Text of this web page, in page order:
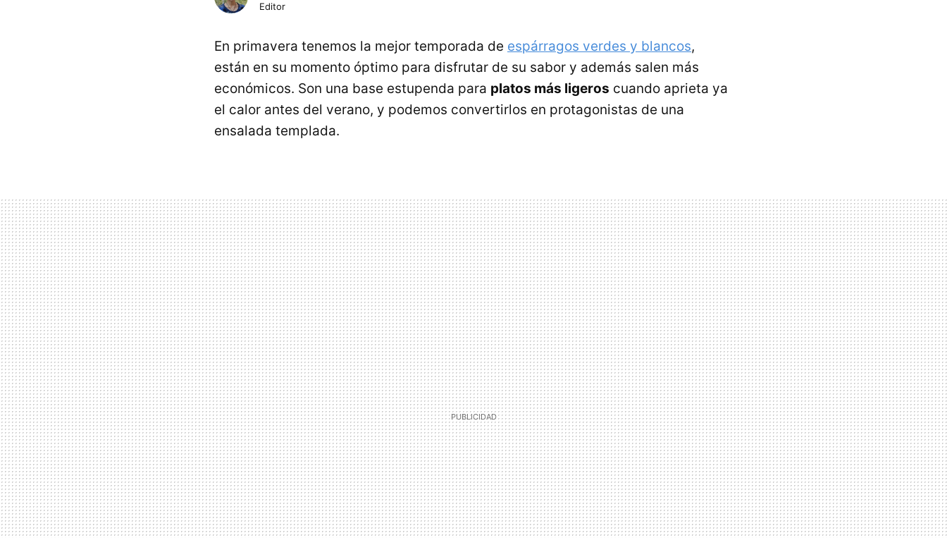
Editor
En primavera tenemos la mejor temporada de espárragos verdes y blancos,
están en su momento óptimo para disfrutar de su sabor y además salen más
económicos. Son una base estupenda para platos más ligeros cuando aprieta ya
el calor antes del verano, y podemos convertirlos en protagonistas de una
ensalada templada.